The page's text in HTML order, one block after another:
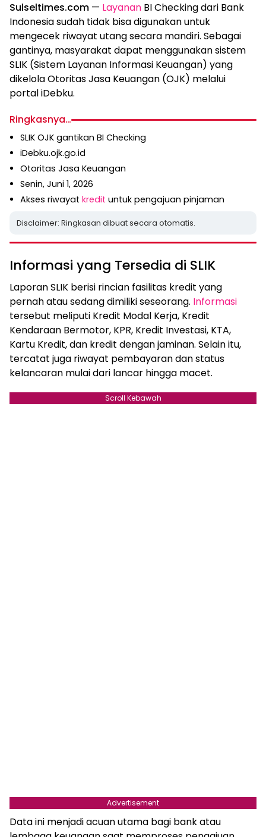
Sulseltimes.com — Layanan BI Checking dari Bank
Indonesia sudah tidak bisa digunakan untuk
mengecek riwayat utang secara mandiri. Sebagai
gantinya, masyarakat dapat menggunakan sistem
SLIK (Sistem Layanan Informasi Keuangan) yang
dikelola Otoritas Jasa Keuangan (OJK) melalui
portal iDebku.
Ringkasnya…
SLIK OJK gantikan BI Checking
iDebku.ojk.go.id
Otoritas Jasa Keuangan
Senin, Juni 1, 2026
Akses riwayat kredit untuk pengajuan pinjaman
Disclaimer: Ringkasan dibuat secara otomatis.
Informasi yang Tersedia di SLIK
Laporan SLIK berisi rincian fasilitas kredit yang
pernah atau sedang dimiliki seseorang. Informasi
tersebut meliputi Kredit Modal Kerja, Kredit
Kendaraan Bermotor, KPR, Kredit Investasi, KTA,
Kartu Kredit, dan kredit dengan jaminan. Selain itu,
tercatat juga riwayat pembayaran dan status
kelancaran mulai dari lancar hingga macet.
Scroll Kebawah
Advertisement
Data ini menjadi acuan utama bagi bank atau